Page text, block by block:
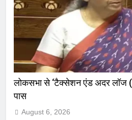
लोकसभा से ‘टैक्सेशन एंड अदर लॉज
पास
August 6, 2026